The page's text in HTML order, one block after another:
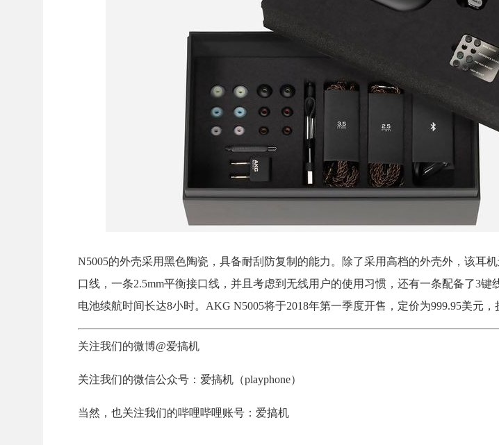
N5005的外壳采用黑色陶瓷，具备耐刮防复制的能力。除了采用高档的外壳外，该耳
口线，一条2.5mm平衡接口线，并且考虑到无线用户的使用习惯，还有一条配备了3
电池续航时间长达8小时。AKG N5005将于2018年第一季度开售，定价为999.95美元，
关注我们的微博@爱搞机
关注我们的微信公众号：爱搞机（playphone）
当然，也关注我们的哔哩哔哩账号：爱搞机